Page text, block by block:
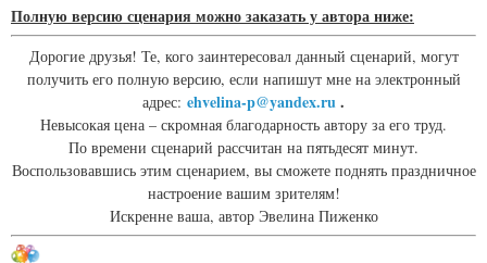
Полную версию сценария можно заказать у автора ниже:
Дорогие друзья! Те, кого заинтересовал данный сценарий, могут
получить его полную версию, если напишут мне на электронный
адрес: ehvelina-p@yandex.ru.
Невысокая цена – скромная благодарность автору за его труд.
По времени сценарий рассчитан на пятьдесят минут.
Воспользовавшись этим сценарием, вы сможете поднять праздничное
настроение вашим зрителям!
Искренне ваша, автор Эвелина Пиженко